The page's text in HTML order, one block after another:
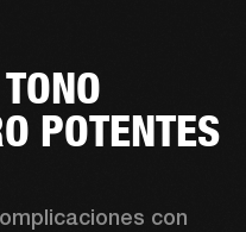
POTENTES
con